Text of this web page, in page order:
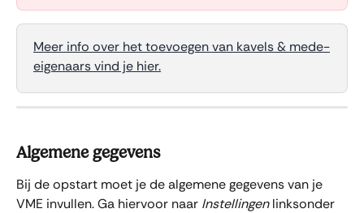
Meer info over het toevoegen van kavels & mede-
eigenaars vind je hier.
Algemene gegevens
Bij de opstart moet je de algemene gegevens van je
VME invullen. Ga hiervoor naar Instellingen linksonder